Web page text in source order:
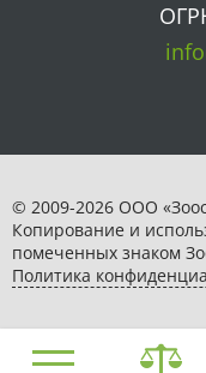
© 2009-2026 ООО
Копирование и
помеченных знаком
Политика